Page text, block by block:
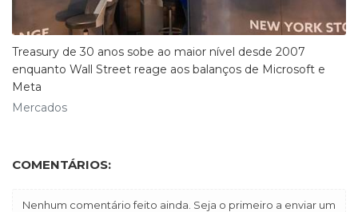
Treasury de 30 anos sobe ao maior nível desde 2007
enquanto Wall Street reage aos balanços de Microsoft e
Meta
Mercados
COMENTÁRIOS:
Nenhum comentário feito ainda. Seja o primeiro a enviar um